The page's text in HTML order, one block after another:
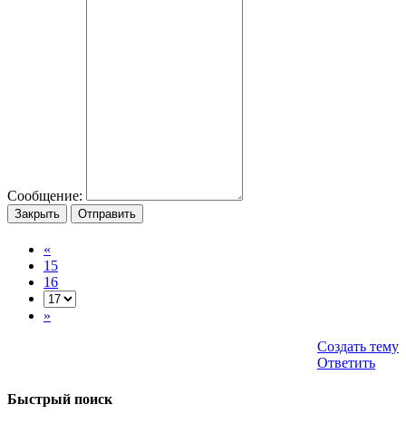
Сообщение:
Закрыть Отправить
«
15
16
»
Создать тему
Ответить
Быстрый поиск